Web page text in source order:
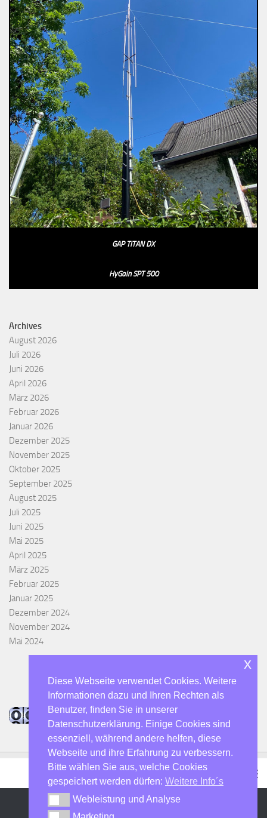
GAP TITAN DX
HyGain SPT 500
Archives
August 2026
Juli 2026
Juni 2026
April 2026
März 2026
Februar 2026
Januar 2026
Dezember 2025
November 2025
Oktober 2025
September 2025
August 2025
Juli 2025
Juni 2025
Mai 2025
April 2025
März 2025
Februar 2025
Januar 2025
Dezember 2024
November 2024
Mai 2024
Diese Webseite verwendet Cookies. Weitere
Informationen dazu und Ihren Rechten als
Benutzer, finden Sie in unserer
Datenschutzerklärung. Einige Cookies sind
essenziell, während andere helfen, diese
Webseite und ihre Erfahrung zu verbessern.
Bitte wählen Sie aus, welche Cookies
gespeichert werden dürfen: Weitere Info´s
Webleistung und Analyse
Webleistung und Analyse
x